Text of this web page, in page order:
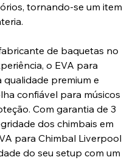
tornando-se um item
de baquetas no
o EVA para
premium e
confiável para músicos
Com garantia de 3
dos chimbais em
para Chimbal Liverpool
do seu setup com um